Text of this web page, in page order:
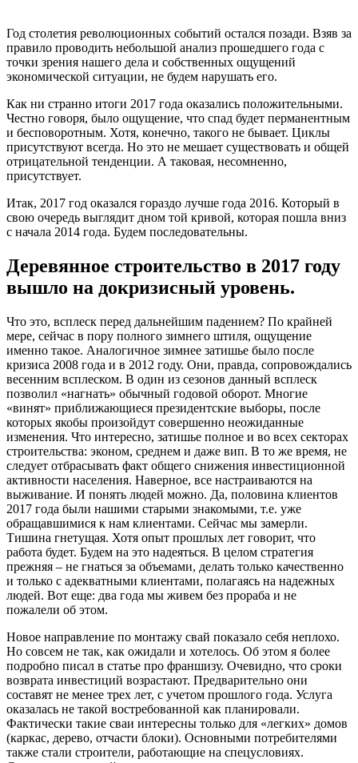
Год столетия революционных событий остался позади. Взяв за
правило проводить небольшой анализ прошедшего года с
точки зрения нашего дела и собственных ощущений
экономической ситуации, не будем нарушать его.
Как ни странно итоги 2017 года оказались положительными.
Честно говоря, было ощущение, что спад будет перманентным
и бесповоротным. Хотя, конечно, такого не бывает. Циклы
присутствуют всегда. Но это не мешает существовать и общей
отрицательной тенденции. А таковая, несомненно,
присутствует.
Итак, 2017 год оказался гораздо лучше года 2016. Который в
свою очередь выглядит дном той кривой, которая пошла вниз
с начала 2014 года. Будем последовательны.
Деревянное строительство в 2017 году
вышло на докризисный уровень.
Что это, всплеск перед дальнейшим падением? По крайней
мере, сейчас в пору полного зимнего штиля, ощущение
именно такое. Аналогичное зимнее затишье было после
кризиса 2008 года и в 2012 году. Они, правда, сопровождались
весенним всплеском. В один из сезонов данный всплеск
позволил «нагнать» обычный годовой оборот. Многие
«винят» приближающиеся президентские выборы, после
которых якобы произойдут совершенно неожиданные
изменения. Что интересно, затишье полное и во всех секторах
строительства: эконом, среднем и даже вип. В то же время, не
следует отбрасывать факт общего снижения инвестиционной
активности населения. Наверное, все настраиваются на
выживание. И понять людей можно. Да, половина клиентов
2017 года были нашими старыми знакомыми, т.е. уже
обращавшимися к нам клиентами. Сейчас мы замерли.
Тишина гнетущая. Хотя опыт прошлых лет говорит, что
работа будет. Будем на это надеяться. В целом стратегия
прежняя – не гнаться за объемами, делать только качественно
и только с адекватными клиентами, полагаясь на надежных
людей. Вот еще: два года мы живем без прораба и не
пожалели об этом.
Новое направление по монтажу свай показало себя неплохо.
Но совсем не так, как ожидали и хотелось. Об этом я более
подробно писал в статье про франшизу. Очевидно, что сроки
возврата инвестиций возрастают. Предварительно они
составят не менее трех лет, с учетом прошлого года. Услуга
оказалась не такой востребованной как планировали.
Фактически такие сваи интересны только для «легких» домов
(каркас, дерево, отчасти блоки). Основными потребителями
также стали строители, работающие на спецусловиях.